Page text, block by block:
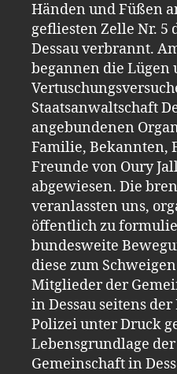
Händen und Füßen
gefliesten Zelle Nr. 5
Dessau verbrannt.
begannen die Lügen
Staatsanwaltschaft
angebundenen
Familie, Bekannten,
Freunde von Oury
abgewiesen. Die
veranlassten uns,
öffentlich zu
bundesweite
diese zum
Mitglieder der
in Dessau seitens
Polizei unter Druck
Lebensgrundlage
Gemeinschaft in